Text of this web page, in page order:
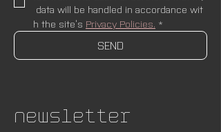
data will be handled in accordance wit
h the site’s Privacy Policies. *
SEND
Newsletter